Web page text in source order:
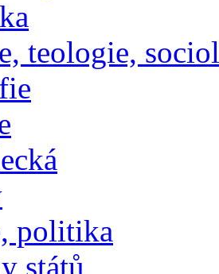
teologie,
politika
států